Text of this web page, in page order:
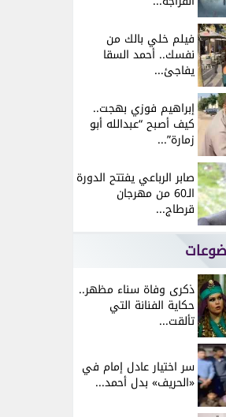
فيلم خلي بالك من
نفسك.. أحمد السقا
يفاجئ...
إبراهيم فوزي بهجت..
كيف أصبح “عبدالله أبو
زمارة”...
صابر الرباعي يفتتح الدورة
الـ60 من مهرجان
قرطاج...
ذكرى وفاة سناء مظهر..
حكاية الفنانة التي
تألقت...
سر اختيار عادل إمام في
«الحريف» بدل أحمد...